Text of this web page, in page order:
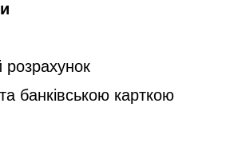
розрахунок
банківською карткою